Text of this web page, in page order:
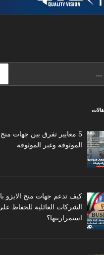
5 معايير تفرق بين جهات منح
الموثوقة وغير الموثوقة
كيف تدعم جهات منح الايزو
الشركات العائلية للحفاظ
استمراريتها؟